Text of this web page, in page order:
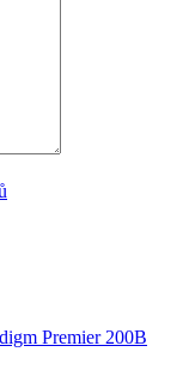
Premier 200B